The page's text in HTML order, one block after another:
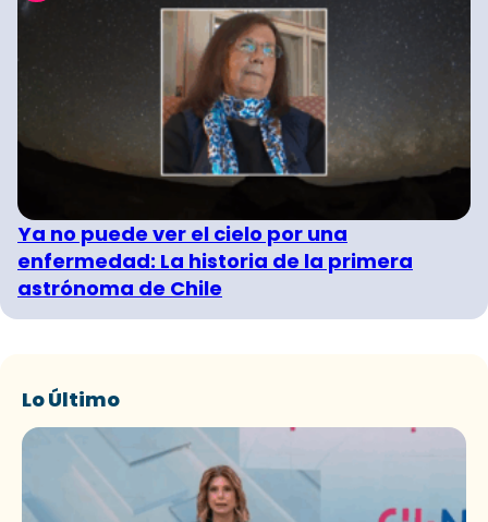
Ya no puede ver el cielo por una
enfermedad: La historia de la primera
astrónoma de Chile
Lo Último